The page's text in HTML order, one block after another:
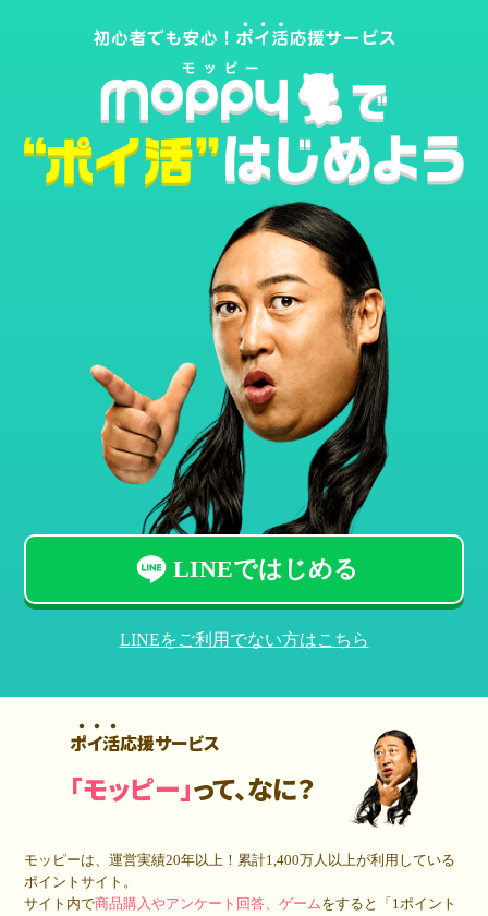
LINEではじめる
LINEをご利用でない方はこちら
ポイ活応援サービス
「モッピー」って、なに？
モッピーは、運営実績20年以上！累計1,400万人 以上が利用している
ポイントサイト。
サイト内で商品購入やアンケート回答、ゲームをすると「1ポイント